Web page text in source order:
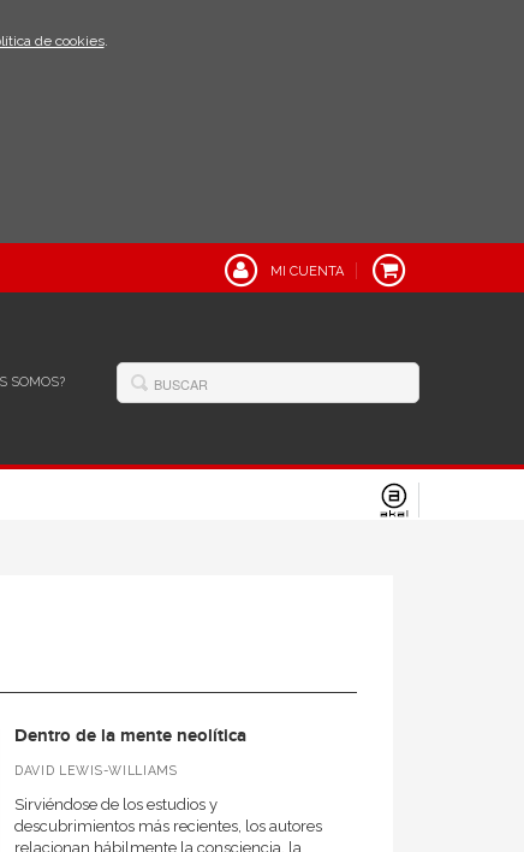
de cookies.
MI CUENTA
SOMOS?
Dentro de la mente neolítica
DAVID LEWIS-WILLIAMS
Sirviéndose de los estudios y
descubrimientos más recientes, los autores
relacionan hábilmente la consciencia, la